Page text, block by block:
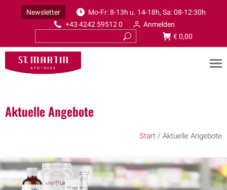
Newsletter
Mo-Fr: 8-13h u. 14-18h, Sa: 08-12:30h
+43 4242 59512 0
Anmelden
€0,00
Aktuelle Angebote
Start / Aktuelle Angebote